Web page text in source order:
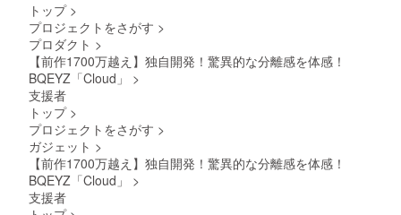
トップ >
プロジェクトをさがす >
プロダクト >
【前作1700万越え】独自開発！驚異的な分離感を体感！
BQEYZ「Cloud」
>
支援者
トップ >
プロジェクトをさがす >
ガジェット >
【前作1700万越え】独自開発！驚異的な分離感を体感！
BQEYZ「Cloud」
>
支援者